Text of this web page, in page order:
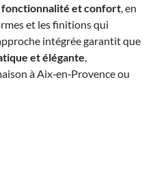
et confort , en
et les finitions qui
intégrée garantit que
et élégante
à Aix‑en‑Provence ou